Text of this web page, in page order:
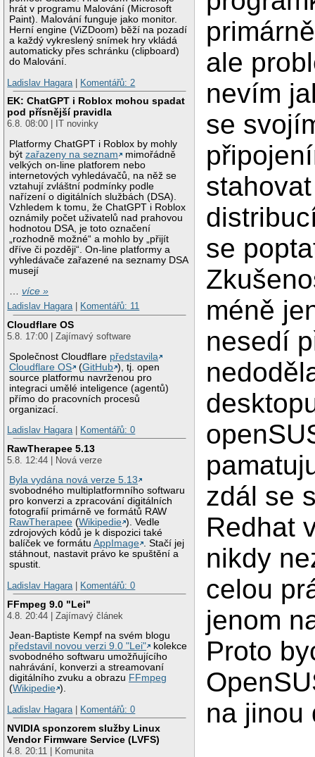
hrát v programu Malování (Microsoft
Paint). Malování funguje jako monitor.
Herní engine (ViZDoom) běží na pozadí
a každý vykreslený snímek hry vkládá
automaticky přes schránku (clipboard)
do Malování.
Ladislav Hagara
Komentářů: 2
EK: ChatGPT i Roblox mohou spadat
pod přísnější pravidla
6.8. 08:00 | IT novinky
Platformy ChatGPT i Roblox by mohly
býtzařazeny na seznam
mimořádně
velkých on-line platforem nebo
internetových vyhledávačů, na něž se
vztahují zvláštní podmínky podle
nařízení o digitálních službách (DSA).
Vzhledem k tomu, že ChatGPT i Roblox
oznámily počet uživatelů nad prahovou
hodnotou DSA, je toto označení
„rozhodně možné“ a mohlo by „přijít
dříve či později“. On-line platformy a
vyhledávače zařazené na seznamy DSA
musejí
…více »
Ladislav Hagara| Komentářů: 11
Cloudflare OS
5.8. 17:00 | Zajímavý software
Společnost Cloudflare představila
Cloudflare OS
(GitHub ), tj. open
source platformu navrženou pro
integraci umělé inteligence (agentů)
přímo do pracovních procesů
organizací.
Ladislav Hagara| Komentářů: 0
RawTherapee 5.13
5.8. 12:44 | Nová verze
Byla vydána nová verze 5.13
svobodného multiplatformního softwaru
pro konverzi a zpracování digitálních
fotografií primárně ve formátů RAW
RawTherapee (Wikipedie ). Vedle
zdrojových kódů je k dispozici také
balíček ve formátuAppImage . Stačí jej
stáhnout, nastavit právo ke spuštění a
spustit.
Ladislav Hagara| Komentářů: 0
FFmpeg 9.0 "Lei"
4.8. 20:44 | Zajímavý článek
Jean-Baptiste Kempf na svém blogu
představil novou verzi 9.0 "Lei"
kolekce
svobodného softwaru umožňujícího
nahrávání, konverzi a streamovaní
digitálního zvuku a obrazu FFmpeg
(Wikipedie ).
Ladislav Hagara| Komentářů: 0
NVIDIA sponzorem služby Linux
Vendor Firmware Service (LVFS)
4.8. 20:11 | Komunita
ale
nevím
se
se
méně
nesedí
zdál se
Redhat
nikdy
celou
jenom
Proto
na jinou